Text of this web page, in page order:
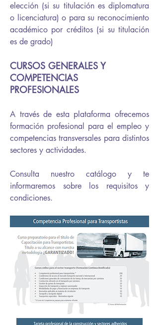
elección (si su titulación es diplomatura
o licenciatura) o para su reconocimiento
académico por créditos (si su titulación
es de grado)
CURSOS GENERALES Y
COMPETENCIAS
PROFESIONALES
A través de esta plataforma ofrecemos
formación profesional para el empleo y
competencias transversales para distintos
sectores y actividades.
Consulta nuestro catálogo y te
informaremos sobre los requisitos y
condiciones.